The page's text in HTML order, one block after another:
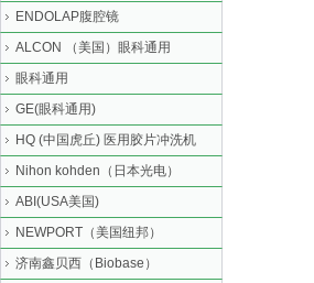
ENDOLAP腹腔镜
ALCON （美国）眼科通用
眼科通用
GE(眼科通用)
HQ (中国虎丘) 医用胶片冲洗机
Nihon kohden（日本光电）
ABI(USA美国)
NEWPORT（美国纽邦）
济南鑫贝西（Biobase）